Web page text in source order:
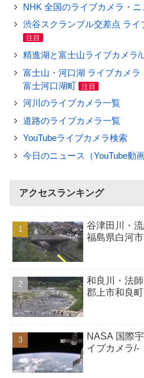
NHK 全国のライブカメラ・ニ
渋谷スクランブル交差点 ライ
注目
精進湖と富士山ライブカメラ/
富士山・河口湖 ライブカメ
富士河口湖町
注目
河川のライブカメラ一覧
道路のライブカメラ一覧
YouTubeライブカメラ検索
今日のニュース（YouTube動画
アクセスランキング
谷津田川・
福島県白河市
和良川・法
郡上市和良町
NASA 国際
イブカメラ/-